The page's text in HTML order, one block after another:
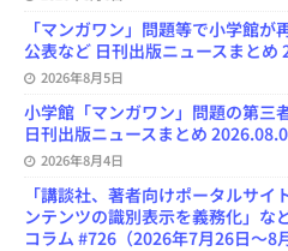
「マンガワン」問題等で小学館
公表など 日刊出版ニュースまとめ
2026年8月5日
小学館「マンガワン」問題の第三
日刊出版ニュースまとめ
2026年8月4日
「講談社、著者向けポータルサ
ンテンツの識別表示を義務化」な
コラム #726（2026年7月26日～8